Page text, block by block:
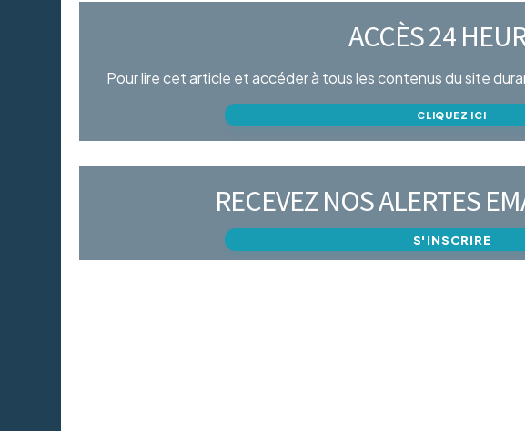
ACCÈS 24
Pour lire cet article et accéder à tous les contenus du site
CLIQUEZ ICI
RECEVEZ NOS ALERTES
S'INSCRIRE